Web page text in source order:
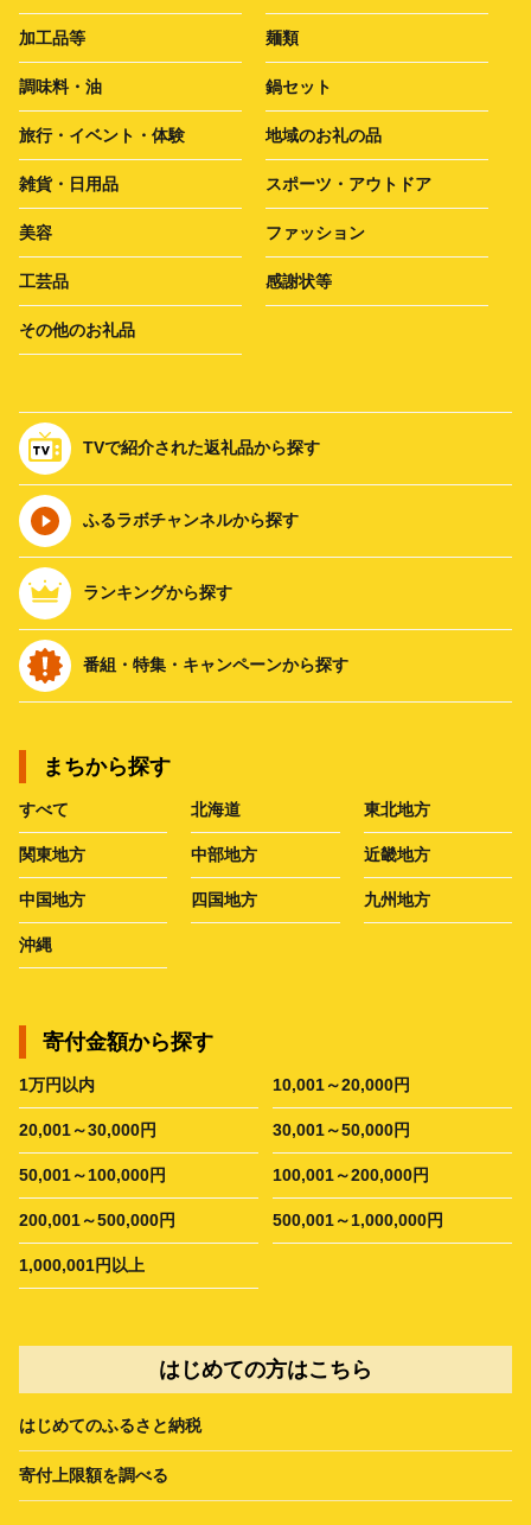
加工品等 麺類
調味料・油 鍋セット
旅行・イベント・体験 地域のお礼の品
雑貨・日用品 スポーツ・アウトドア
美容 ファッション
工芸品 感謝状等
その他のお礼品
TVで紹介された返礼品から探す
ふるラボチャンネルから探す
ランキングから探す
番組・特集・キャンペーンから探す
まちから探す
すべて 北海道 東北地方
関東地方 中部地方 近畿地方
中国地方 四国地方 九州地方
沖縄
寄付金額から探す
1万円以内 10,001～20,000円
20,001～30,000円 30,001～50,000円
50,001～100,000円 100,001～200,000円
200,001～500,000円 500,001～1,000,000円
1,000,001円以上
はじめての方はこちら
はじめてのふるさと納税
寄付上限額を調べる